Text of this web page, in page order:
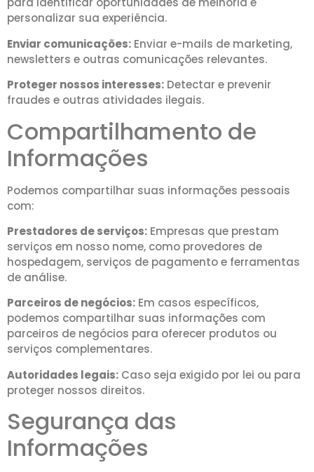
personalizar sua experiência.
Enviar comunicações: Enviar e-mails de marketing,
newsletters e outras comunicações relevantes.
Proteger nossos interesses: Detectar e prevenir
fraudes e outras atividades ilegais.
Compartilhamento de
Informações
Podemos compartilhar suas informações pessoais
com:
Prestadores de serviços: Empresas que prestam
serviços em nosso nome, como provedores de
hospedagem, serviços de pagamento e ferramentas
de análise.
Parceiros de negócios: Em casos específicos,
podemos compartilhar suas informações com
parceiros de negócios para oferecer produtos ou
serviços complementares.
Autoridades legais: Caso seja exigido por lei ou para
proteger nossos direitos.
Segurança das
Informações